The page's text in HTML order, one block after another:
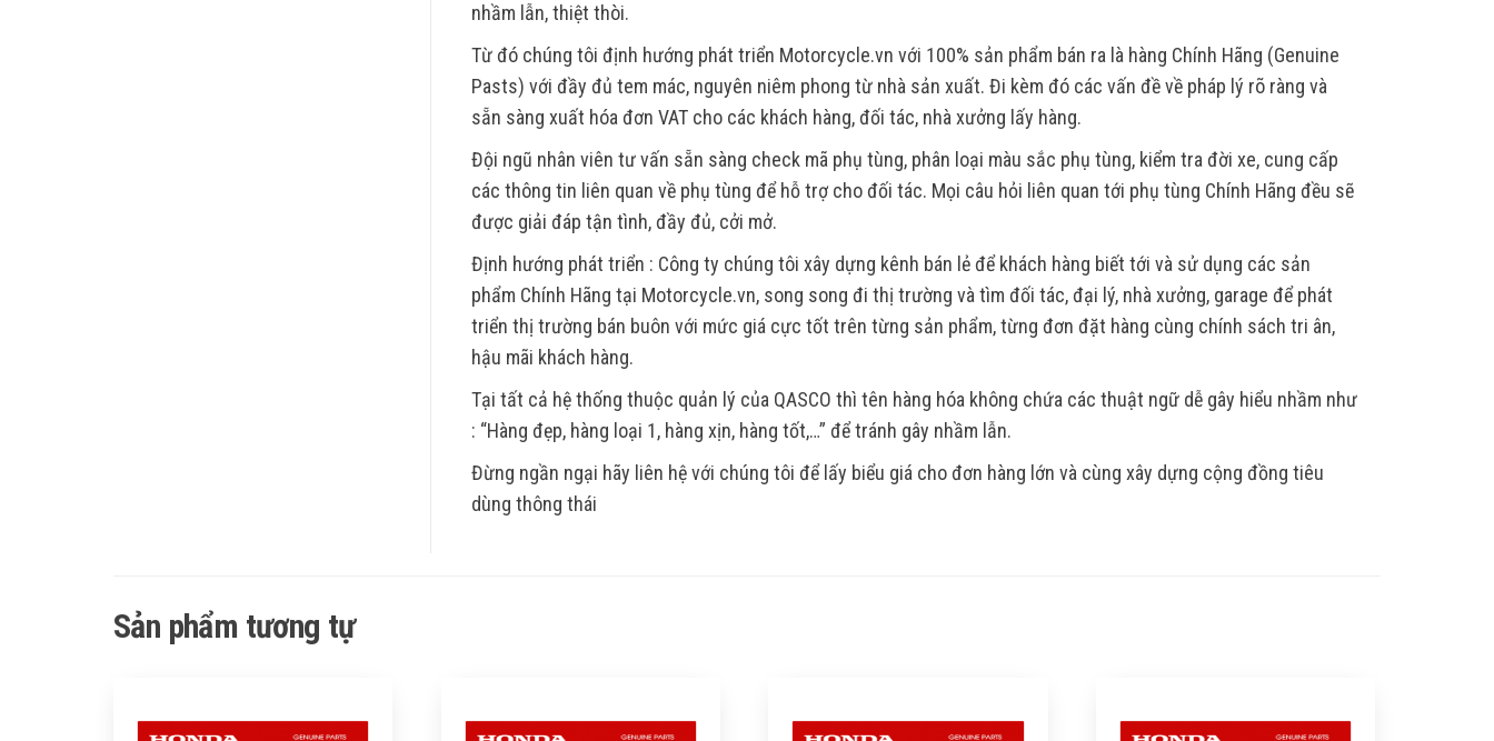
nhầm lẫn, thiệt thòi.
Từ đó chúng tôi định hướng phát triển Motorcycle.vn với 100% sản phẩm bán ra là hàng Chính Hãng (Genuine
Pasts) với đầy đủ tem mác, nguyên niêm phong từ nhà sản xuất. Đi kèm đó các vấn đề về pháp lý rõ ràng và
sẵn sàng xuất hóa đơn VAT cho các khách hàng, đối tác, nhà xưởng lấy hàng.
Đội ngũ nhân viên tư vấn sẵn sàng check mã phụ tùng, phân loại màu sắc phụ tùng, kiểm tra đời xe, cung cấp
các thông tin liên quan về phụ tùng để hỗ trợ cho đối tác. Mọi câu hỏi liên quan tới phụ tùng Chính Hãng đều sẽ
được giải đáp tận tình, đầy đủ, cởi mở.
Định hướng phát triển : Công ty chúng tôi xây dựng kênh bán lẻ để khách hàng biết tới và sử dụng các sản
phẩm Chính Hãng tại Motorcycle.vn, song song đi thị trường và tìm đối tác, đại lý, nhà xưởng, garage để phát
triển thị trường bán buôn với mức giá cực tốt trên từng sản phẩm, từng đơn đặt hàng cùng chính sách tri ân,
hậu mãi khách hàng.
Tại tất cả hệ thống thuộc quản lý của QASCO thì tên hàng hóa không chứa các thuật ngữ dễ gây hiểu nhầm như
: “Hàng đẹp, hàng loại 1, hàng xịn, hàng tốt,…” để tránh gây nhầm lẫn.
Đừng ngần ngại hãy liên hệ với chúng tôi để lấy biểu giá cho đơn hàng lớn và cùng xây dựng cộng đồng tiêu
dùng thông thái
Sản phẩm tương tự